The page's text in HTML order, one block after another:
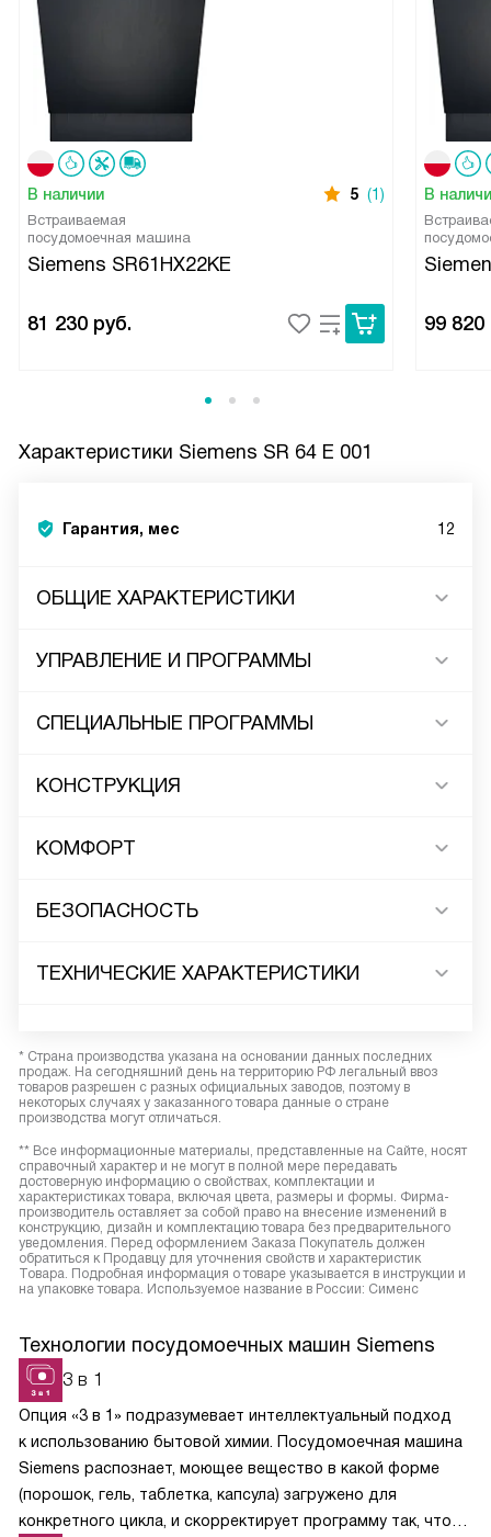
В наличии 5 (1)
Встраиваемая
посудомоечная машина
Siemens SR61HX22KE
81 230 руб.
В
99 820
Характеристики Siemens SR 64 E 001
Гарантия, мес 12
ОБЩИЕ ХАРАКТЕРИСТИКИ
УПРАВЛЕНИЕ И ПРОГРАММЫ
СПЕЦИАЛЬНЫЕ ПРОГРАММЫ
КОНСТРУКЦИЯ
КОМФОРТ
БЕЗОПАСНОСТЬ
ТЕХНИЧЕСКИЕ ХАРАКТЕРИСТИКИ
* Страна производства указана на основании данных последних
продаж. На сегодняшний день на территорию РФ легальный ввоз
товаров разрешен с разных официальных заводов, поэтому в
некоторых случаях у заказанного товара данные о стране
производства могут отличаться.
** Все информационные материалы, представленные на Сайте, носят
справочный характер и не могут в полной мере передавать
достоверную информацию о свойствах, комплектации и
характеристиках товара, включая цвета, размеры и формы. Фирма-
производитель оставляет за собой право на внесение изменений в
конструкцию, дизайн и комплектацию товара без предварительного
уведомления. Перед оформлением Заказа Покупатель должен
обратиться к Продавцу для уточнения свойств и характеристик
Товара. Подробная информация о товаре указывается в инструкции и
на упаковке товара. Используемое название в России: Сименс
Технологии посудомоечных машин Siemens
3 в 1
Опция «3 в 1» подразумевает интеллектуальный подход
к использованию бытовой химии. Посудомоечная машина
Siemens распознает, моющее вещество в какой форме
(порошок, гель, таблетка, капсула) загружено для
конкретного цикла, и скорректирует программу так, чтобы